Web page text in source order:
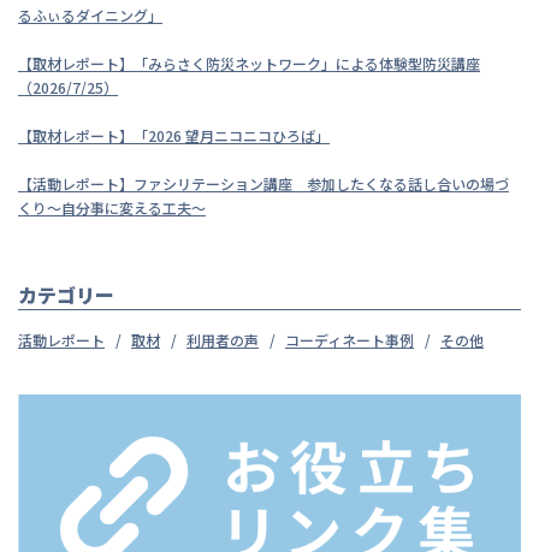
るふぃるダイニング」
【取材レポート】「みらさく防災ネットワーク」による体験型防災講座
（2026/7/25）
【取材レポート】「2026 望月ニコニコひろば」
【活動レポート】ファシリテーション講座 参加したくなる話し合いの場づ
くり～自分事に変える工夫～
カテゴリー
活動レポート 取材 利用者の声 コーディネート事例 その他